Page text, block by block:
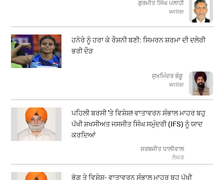
ਗੁਰਮੀਤ ਸਿੰਘ ਪਲਾਹੀ
writer
ਹਨੇਰੇ ਨੂੰ ਹਰਾ ਕੇ ਰੌਸ਼ਨੀ ਬਣੀ: ਸਿਮਰਨ ਸ਼ਰਮਾ ਦੀ ਦਲੇਰੀ
ਭਰੀ ਦੌੜ
ਸੁਖਮਿੰਦਰ ਭੰਗੂ
writer
ਪਹਿਲੀ ਬਰਸੀ 'ਤੇ ਵਿਸ਼ੇਸ਼! ਵਾਤਾਵਰਨ ਸੰਭਾਲ ਮਾਹਰ ਬਹੁ
ਪੱਖੀ ਸ਼ਖਸੀਅਤ ਜਸਜੀਤ ਸਿੰਘ ਸਮੁੰਦਰੀ (IFS) ਨੂੰ ਯਾਦ
ਕਰਦਿਆਂ
ਸਰਬਜੀਤ ਧਾਲੀਵਾਲ
ਲੇਖਕ
ਭੋਗ ਤੇ ਵਿਸ਼ੇਸ਼- ਵਾਤਾਵਰਨ ਸੰਭਾਲ ਮਾਹਰ ਬਹੁ ਪੱਖੀ